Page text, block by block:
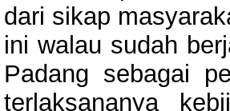
dari sikap
ini walau sudah
Padang sebagai
terlaksananya